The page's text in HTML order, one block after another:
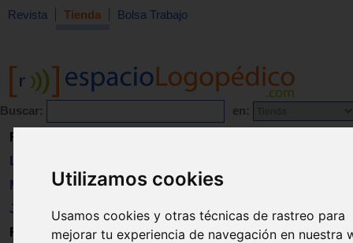
Utilizamos cookies
Usamos cookies y otras técnicas de rastreo para
mejorar tu experiencia de navegación en nuestra
Revista Tienda Bolsa Trabajo
Buscar: en:
Revista
Libros
Material
Juguetes
Formación